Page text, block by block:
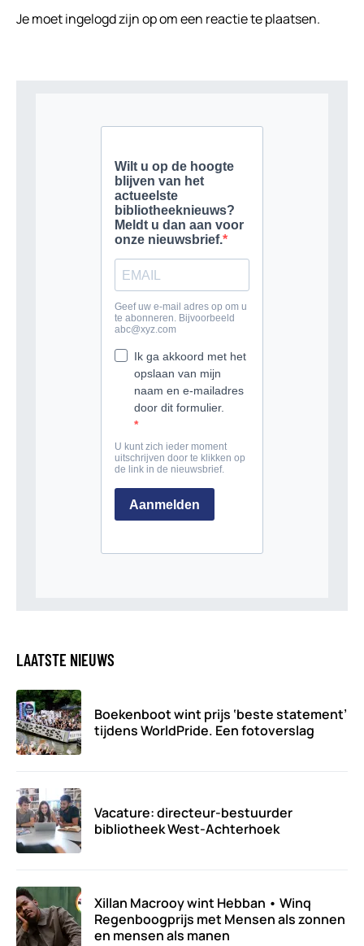
Je moetingelogd zijn opom een reactie te plaatsen.
LAATSTE NIEUWS
Boekenboot wint prijs ‘beste statement’
tijdens WorldPride. Een fotoverslag
Vacature: directeur-bestuurder
bibliotheek West-Achterhoek
Xillan Macrooy wint Hebban • Winq
Regenboogprijs met Mensen als zonnen
en mensen als manen